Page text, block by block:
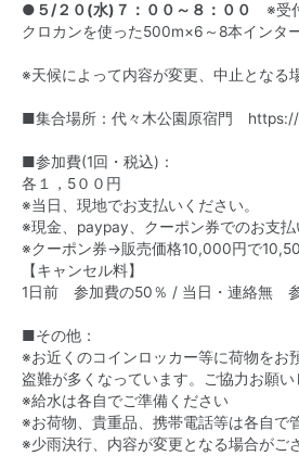
● ５/２０(水)７：００～８：００
※受
クロカンを使った500m×6～8本インタ
※天候によって内容が変更、中止となる
■集合場所：代々木公園原宿門
■参加費(1回・税込)：
各１，5００円
※当日、現地でお支払いください。
※現金、paypay、クーポン券でのお支払
※クーポン券→販売価格10,000円で
【キャンセル料】
1日前 参加費の50％ / 当日・連絡無
■その他：
※お近くのコインロッカー等に荷物をお
盗難が多くなっています。ご協力お願い
※給水は各自でご準備ください
※お荷物、貴重品、携帯電話等は各自で
※少雨決行、内容が変更となる場合がご